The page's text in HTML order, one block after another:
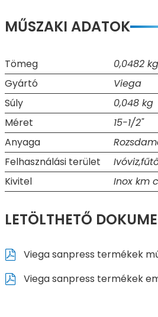
MŰSZAKI ADATOK
Tömeg
0,0482 kg
Gyártó
Viega
Súly
0,048 kg
Méret
15-1/2"
Anyaga
Felhasználási terület
Kivitel
Inox km
LETÖLTHETŐ
Viega sanpress termékek
Viega sanpress termékek